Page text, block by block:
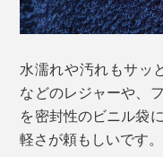
水濡れや汚れもサッ
などのレジャーや、
を密封性のビニル袋
軽さが頼もしいです。